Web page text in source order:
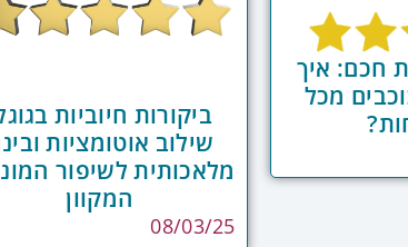
לזהות לקוחות בסיכון, ולהפעיל תהליכי
על תפיסת המותג ומאפשרת התאמת
חכם: איך
4 ו 5 כוכבים מכל
ביקורות חיוביות
שילוב אוטומציות
מלאכותית לשיפור
המקוון
08/03/25